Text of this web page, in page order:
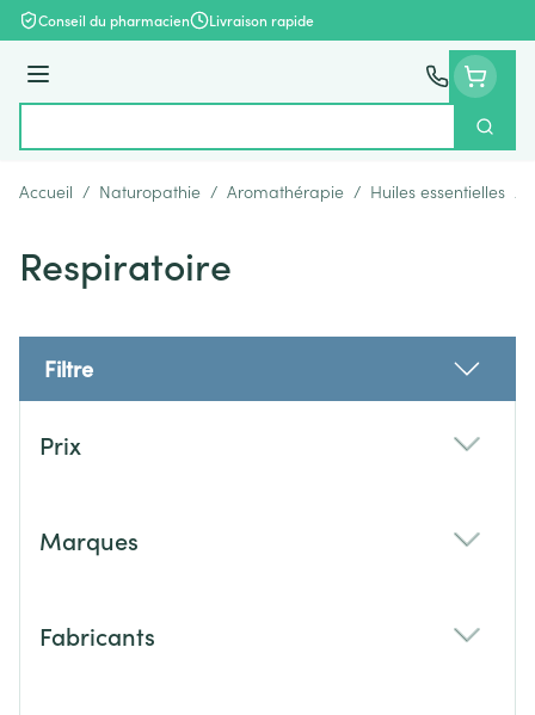
Aller au contenu
Conseil du pharmacien Livraison rapide
Menu
Accueil / Naturopathie / Aromathérapie / Huiles essentielles /
Respiratoire
Filtre
Prix
Marques
Fabricants